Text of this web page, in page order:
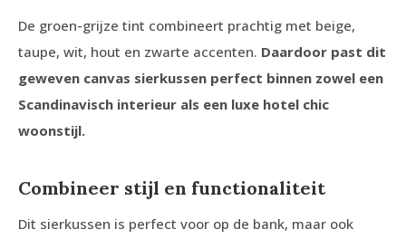
De groen-grijze tint combineert prachtig met beige,
taupe, wit, hout en zwarte accenten. Daardoor past dit
geweven canvas sierkussen perfect binnen zowel een
Scandinavisch interieur als een luxe hotel chic
woonstijl.
Combineer stijl en functionaliteit
Dit sierkussen is perfect voor op de bank, maar ook